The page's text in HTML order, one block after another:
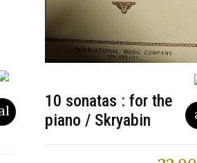
10 sonatas : for the
piano / Skryabin